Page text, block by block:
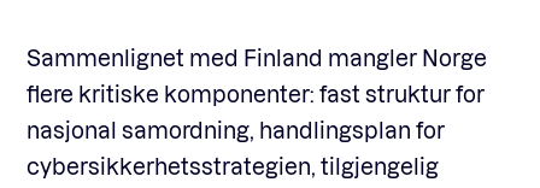
Sammenlignet med Finland mangler Norge
flere kritiske komponenter: fast struktur for
nasjonal samordning, handlingsplan for
cybersikkerhetsstrategien, tilgjengelig